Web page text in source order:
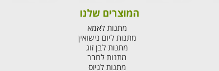
המוצרים שלנו
מתנות לאמא
מתנות ליום נישואין
מתנות לבן זוג
מתנות לחבר
מתנות לגיוס